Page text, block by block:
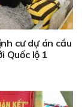
cư dự án cầu
Quốc lộ 1